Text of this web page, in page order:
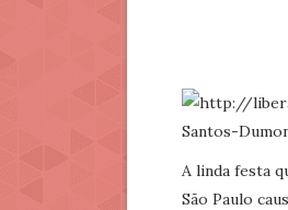
A linda festa
São Paulo